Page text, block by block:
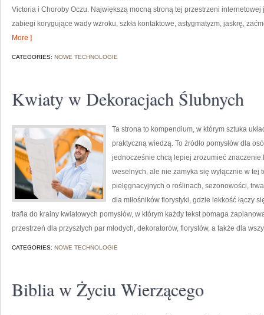
Victoria i Choroby Oczu. Największą mocną stroną tej przestrzeni
zabiegi korygujące wady wzroku, szkła kontaktowe, astygmatyzm, jaskrę,
More ]
CATEGORIES: NOWE TECHNOLOGIE
Kwiaty w Dekoracjach Ślubnych
Ta strona to kompendium, w którym sztuka
praktyczną wiedzą. To źródło pomysłów dla
jednocześnie chcą lepiej zrozumieć znaczenie
weselnych, ale nie zamyka się wyłącznie w
pielęgnacyjnych o roślinach, sezonowości,
dla miłośników florystyki, gdzie lekkość łączy
trafia do krainy kwiatowych pomysłów, w którym każdy tekst pomaga
przestrzeń dla przyszłych par młodych, dekoratorów, florystów, a także dla
CATEGORIES: NOWE TECHNOLOGIE
Biblia w Życiu Wierzącego